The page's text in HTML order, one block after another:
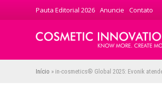
Pauta Editorial 2026 Anuncie Contato
Início » in-cosmetics® Global 2025: Evonik